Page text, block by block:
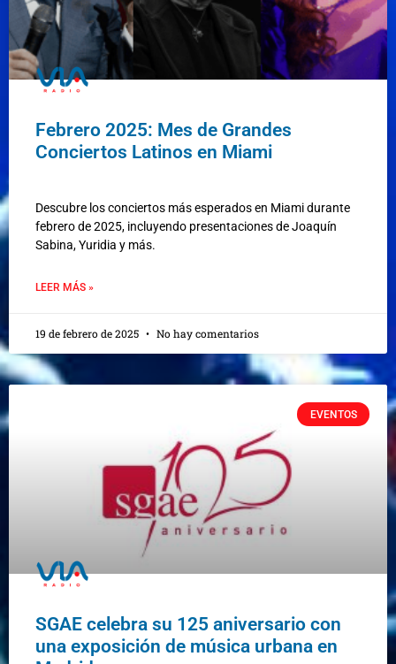
Febrero 2025: Mes de Grandes
Conciertos Latinos en Miami
Descubre los conciertos más esperados en Miami durante
febrero de 2025, incluyendo presentaciones de Joaquín
Sabina, Yuridia y más.
LEER MÁS »
19 de febrero de 2025 No hay comentarios
EVENTOS
SGAE celebra su 125 aniversario con
una exposición de música urbana en